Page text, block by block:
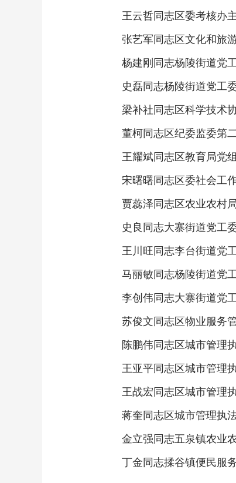
王云哲同志区委考核办
张艺军同志区文化和旅
杨建刚同志杨陵街道党
史磊同志杨陵街道党工
梁补社同志区科学技术
董柯同志区纪委监委第
王耀斌同志区教育局党
宋曙曙同志区委社会工
贾蕊泽同志区农业农村
史良同志大寨街道党工
王川旺同志李台街道党
马丽敏同志杨陵街道党
李创伟同志大寨街道党
苏俊文同志区物业服务
陈鹏伟同志区城市管理
王亚平同志区城市管理
王战宏同志区城市管理
蒋奎同志区城市管理执
金立强同志五泉镇农业
丁金同志揉谷镇便民服